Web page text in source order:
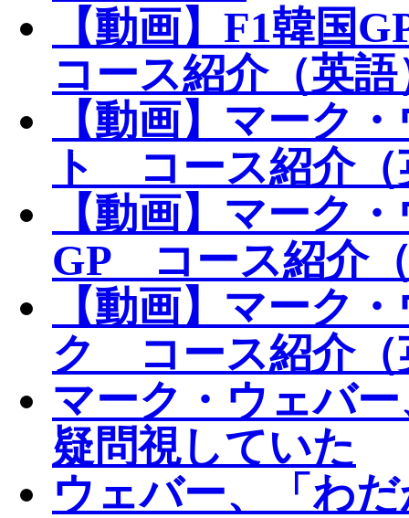
【動画】F1韓国
コース紹介（英語
【動画】マーク
ト コース紹介（
【動画】マーク
GP コース紹介
【動画】マーク
ク コース紹介（
マーク・ウェバ
疑問視していた
ウェバー、「わ